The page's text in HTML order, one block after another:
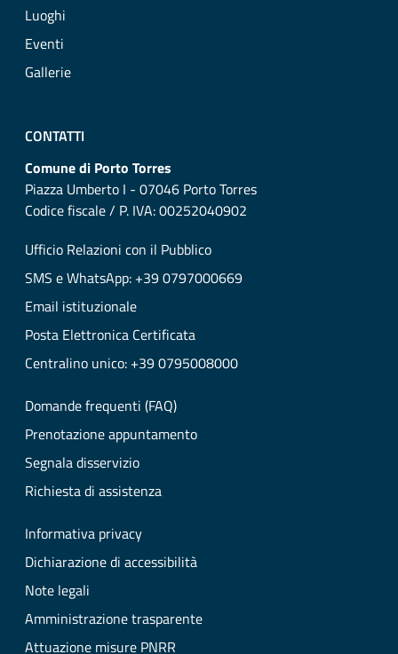
Luoghi
Eventi
Gallerie
CONTATTI
Comune di Porto Torres
Piazza Umberto I - 07046 Porto Torres
Codice fiscale / P. IVA: 00252040902
Ufficio Relazioni con il Pubblico
SMS e WhatsApp: +39 0797000669
Email istituzionale
Posta Elettronica Certificata
Centralino unico: +39 0795008000
Domande frequenti (FAQ)
Prenotazione appuntamento
Segnala disservizio
Richiesta di assistenza
Informativa privacy
Dichiarazione di accessibilità
Note legali
Amministrazione trasparente
Attuazione misure PNRR